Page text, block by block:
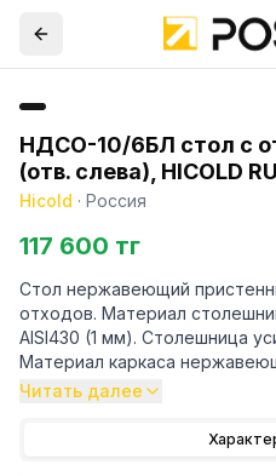
НДСО-10/6БЛ стол с
(отв. слева), HICOLD
Hicold · Россия
117 600 тг
Стол нержавеющий
отходов. Материал
AISI430 (1 мм). Столешница
Материал каркаса
каркаса - труба 40х40 мм.
Высота борта 50 мм.
Читать далее